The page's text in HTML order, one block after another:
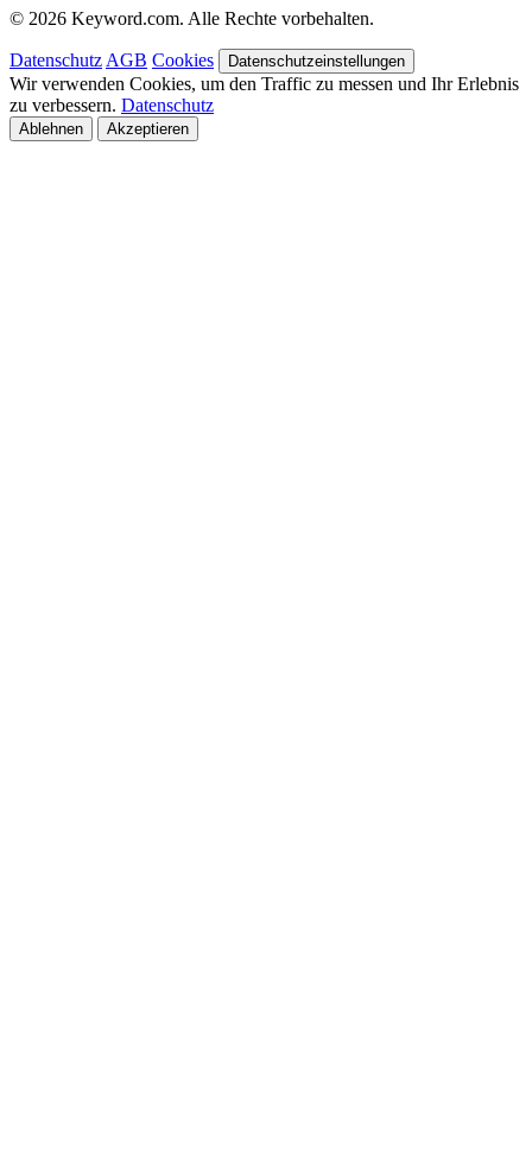
© 2026 Keyword.com. Alle Rechte vorbehalten.
Datenschutz AGB Cookies Datenschutzeinstellungen
Wir verwenden Cookies, um den Traffic zu messen und Ihr Erlebnis
zu verbessern. Datenschutz
Ablehnen Akzeptieren